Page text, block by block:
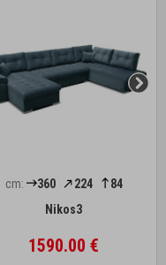
cm: 360 224
84
Nikos3
1590.00 €